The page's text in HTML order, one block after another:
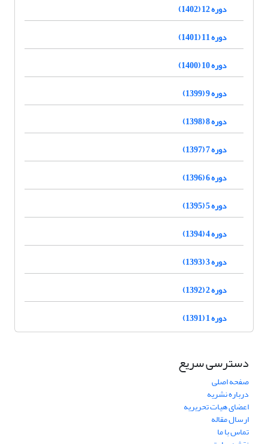
دوره 12 (1402)
دوره 11 (1401)
دوره 10 (1400)
دوره 9 (1399)
دوره 8 (1398)
دوره 7 (1397)
دوره 6 (1396)
دوره 5 (1395)
دوره 4 (1394)
دوره 3 (1393)
دوره 2 (1392)
دوره 1 (1391)
دسترسی سریع
صفحه اصلی
درباره نشریه
اعضای هیات تحریریه
ارسال مقاله
تماس با ما